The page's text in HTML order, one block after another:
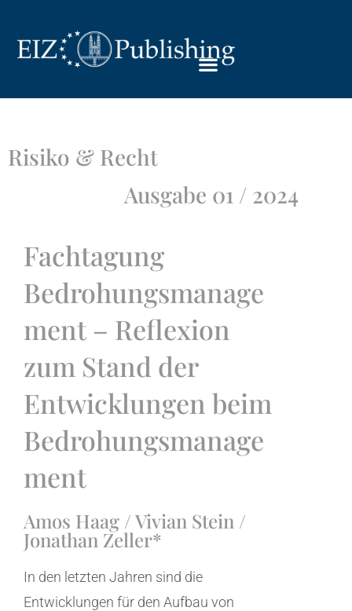
Risiko & Recht
Ausgabe 01 / 2024
Fachtagung
Bedrohungsmanage
ment – Reflexion
zum Stand der
Entwicklungen beim
Bedrohungsmanage
ment
Amos Haag / Vivian Stein /
Jonathan Zeller*
In den letzten Jahren sind die
Entwicklungen für den Aufbau von